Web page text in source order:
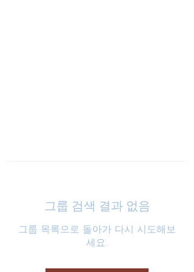
그룹 검색 결과 없음
그룹 목록으로 돌아가 다시 시도해보
세요.